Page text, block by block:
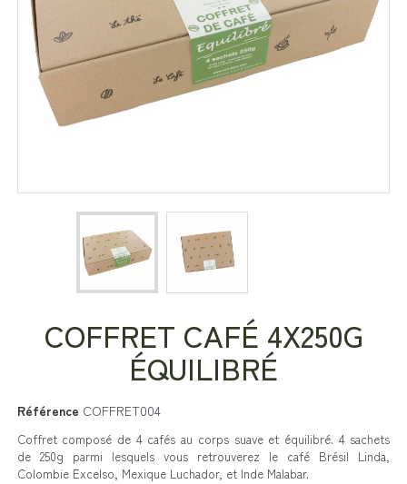
COFFRET CAFÉ 4X250G
ÉQUILIBRÉ
Référence COFFRET004
Coffret composé de 4 cafés au corps suave et équilibré. 4 sachets
de 250g parmi lesquels vous retrouverez le café Brésil Linda,
Colombie Excelso, Mexique Luchador, et Inde Malabar.